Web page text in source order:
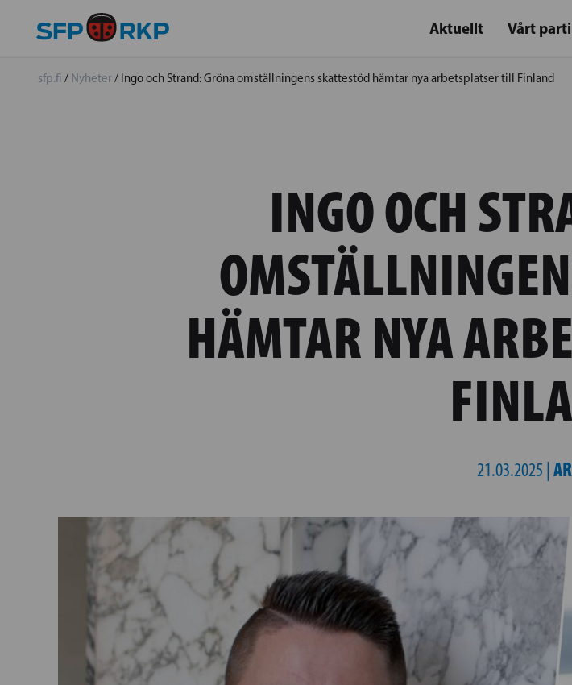
Aktuellt Vårt parti
sfp.fi / Nyheter/ Ingo och Strand: Gröna omställningens skattestöd hämtar nya arbetsplatser till Finland
INGO OCH
HÄMTAR NYA
21.03.2025 |